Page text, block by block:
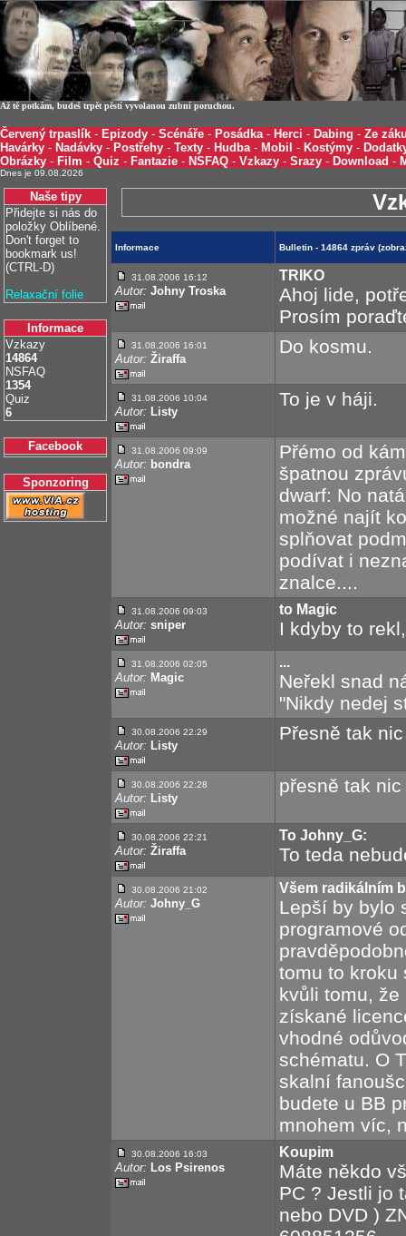
Až tě potkám, budeš trpět pěstí vyvolanou zubní poruchou.
Červený trpaslík - Epizody - Scénáře - Posádka- Herci - Dabing - Ze
Havárky - Nadávky - Postřehy - Texty - Hudba- Mobil - Kostýmy -
Obrázky - Film - Quiz - Fantazie - NSFAQ - Vzkazy - Srazy - Download -
Dnes je 09.08.2026
Naše tipy
Přidejte si nás do
položky Oblíbené.
Don't forget to
bookmark us!
(CTRL-D)
Relaxační folie
Informace
Vzkazy
14864
NSFAQ
1354
Quiz
6
Facebook
Sponzoring
Informace Bulletin - 14864 zpráv
31.08.2006 16:12
Autor: Johny Troska
TRIKO
Ahoj lide,
Prosím
31.08.2006 16:01
Autor: Žiraffa
Do kosmu.
31.08.2006 10:04
Autor: Listy
To je v háji.
31.08.2006 09:09
Autor: bondra
Přémo od
špatnou
dwarf: No
možné najít
splňovat
podívat i
znalce....
31.08.2006 09:03
Autor: sniper
to Magic
I kdyby to
31.08.2006 02:05
Autor: Magic
...
Neřekl snad
"Nikdy nedej
30.08.2006 22:29
Autor: Listy
Přesně tak
30.08.2006 22:28
Autor: Listy
přesně tak
30.08.2006 22:21
Autor: Žiraffa
To Johny_G:
To teda
30.08.2006 21:02
Autor: Johny_G
Všem radikálním
Lepší by bylo
programové
tomu to kroku
kvůli tomu,
získané
vhodné
schématu. O
skalní
budete u BB
mnohem víc,
30.08.2006 16:03
Autor: Los Psirenos
Koupim
Máte někdo
PC ? Jestli jo
nebo DVD )